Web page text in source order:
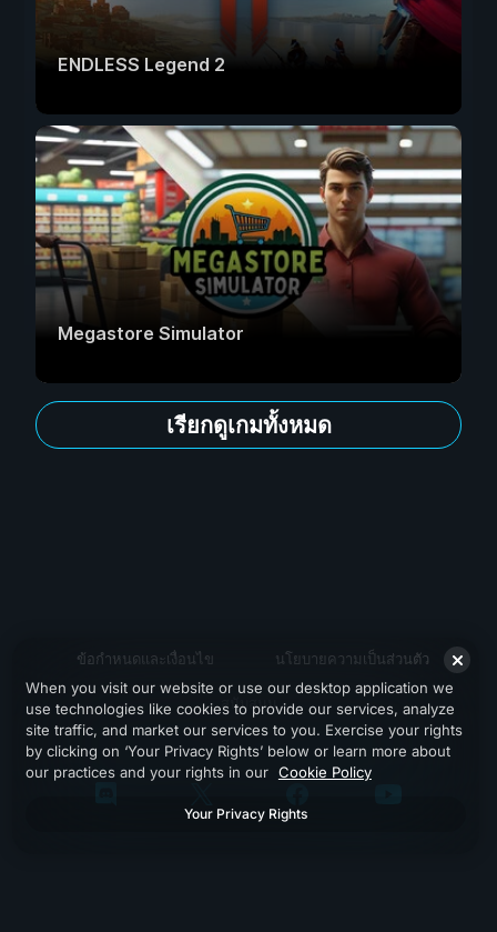
ENDLESS Legend 2
Megastore Simulator
เรียกดูเกมทั้งหมด
ข้อกำหนดและเงื่อนไข นโยบายความเป็นส่วนตัว
สนับสนุน
When you visit our website or use our desktop application we
use technologies like cookies to provide our services, analyze
site traffic, and market our services to you. Exercise your rights
by clicking on ‘Your Privacy Rights’ below or learn more about
our practices and your rights in our Cookie Policy
Your Privacy Rights